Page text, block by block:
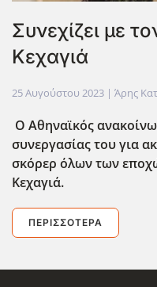
Συνεχίζει με
Κεχαγιά
25 Αυγούστου 2023 | Άρης
Ο Αθηναϊκός
συνεργασίας του για
σκόρερ όλων των
Κεχαγιά.
ΠΕΡΙΣΣΌΤΕΡΑ